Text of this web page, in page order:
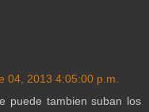
04, 2013 4:05:00 p.m.
puede tambien suban los